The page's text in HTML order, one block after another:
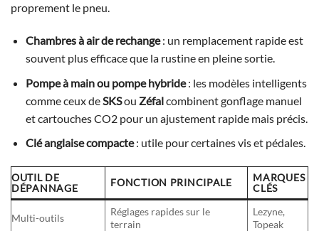
proprement le pneu.
Chambres à air de rechange: un remplacement rapide est
souvent plus efficace que la rustine en pleine sortie.
Pompe à main ou pompe hybride: les modèles intelligents
comme ceux de SKSou Zéfalcombinent gonflage manuel
et cartouches CO2 pour un ajustement rapide mais précis.
Clé anglaise compacte: utile pour certaines vis et pédales.
OUTIL DE
DÉPANNAGE
FONCTION PRINCIPALE
MARQUES
CLÉS
Multi-outils
Réglages rapides sur le
terrain
Lezyne,
Topeak